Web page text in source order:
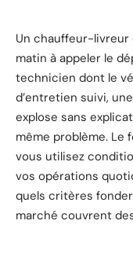
Un chauffeur-
matin à appeler le
technicien dont le
d’entretien suivi,
explose sans
même problème. Le
vous utilisez
vos opérations
quels critères
marché couvrent